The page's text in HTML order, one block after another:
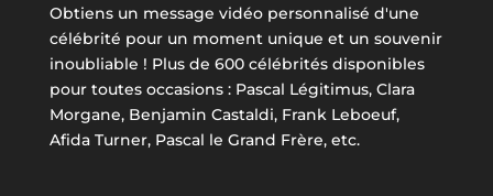
Obtiens un message vidéo personnalisé d'une
célébrité pour un moment unique et un souvenir
inoubliable ! Plus de 600 célébrités disponibles
pour toutes occasions : Pascal Légitimus, Clara
Morgane, Benjamin Castaldi, Frank Leboeuf,
Afida Turner, Pascal le Grand Frère, etc.